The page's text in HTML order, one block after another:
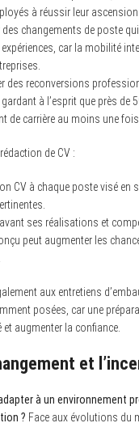
à réussir leur ascension.
des changements de poste
car la mobilité
des reconversions
gardant à l’esprit que près de
de carrière au moins une
de CV :
CV à chaque poste visé en
ses réalisations et
peut augmenter les
aux entretiens
posées, car une
et augmenter la confiance.
et
à un environnement
? Face aux évolutions du